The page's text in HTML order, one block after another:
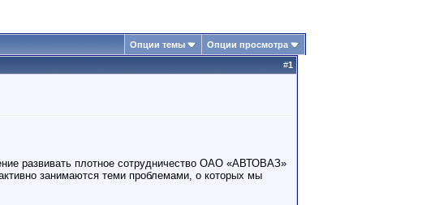
Опции темы Опции просмотра
#1
развивать плотное сотрудничество ОАО «АВТОВАЗ»
занимаются теми проблемами, о которых мы